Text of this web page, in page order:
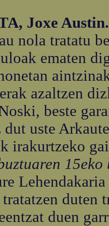
Joxe Austin.
nola tratatu
ematen
azaltzen
beste
dut uste
irakurtzeko
duten
duen